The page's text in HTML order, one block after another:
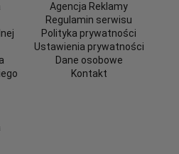
Agencja Reklamy
Regulamin serwisu
Polityka prywatności
Ustawienia prywatności
Dane osobowe
Kontakt